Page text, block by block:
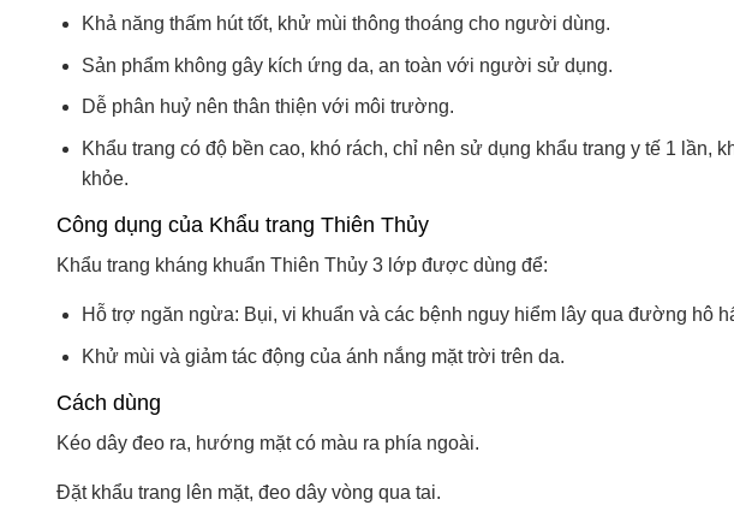
Khả năng thấm hút tốt, khử mùi thông thoáng cho người dùng.
Sản phẩm không gây kích ứng da, an toàn với người sử dụng.
Dễ phân huỷ nên thân thiện với môi trường.
Khẩu trang có độ bền cao, khó rách, chỉ nên sử dụng khẩu trang y tế 1 lần,
khỏe.
Công dụng của Khẩu trang Thiên Thủy
Khẩu trang kháng khuẩn Thiên Thủy 3 lớp được dùng để:
Hỗ trợ ngăn ngừa: Bụi, vi khuẩn và các bệnh nguy hiểm lây qua đường hô
Khử mùi và giảm tác động của ánh nắng mặt trời trên da.
Cách dùng
Kéo dây đeo ra, hướng mặt có màu ra phía ngoài.
Đặt khẩu trang lên mặt, đeo dây vòng qua tai.